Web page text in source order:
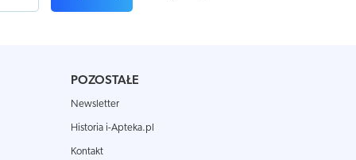
POZOSTAŁE
Newsletter
Historia i-Apteka.pl
Kontakt